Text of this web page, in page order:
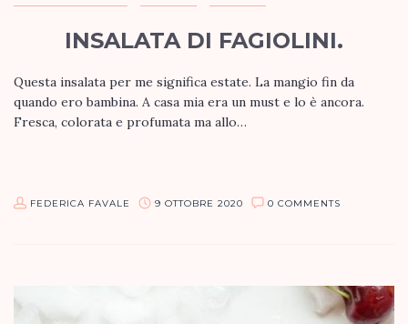
INSALATA DI FAGIOLINI.
Questa insalata per me significa estate. La mangio fin da
quando ero bambina. A casa mia era un must e lo è ancora.
Fresca, colorata e profumata ma allo…
FEDERICA FAVALE 9 OTTOBRE 2020 0 COMMENTS